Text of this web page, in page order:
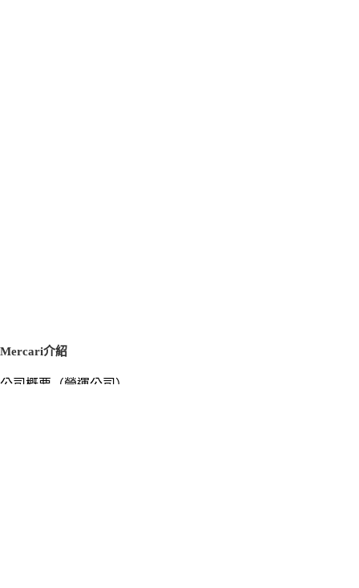
Mercari介紹
公司概要（營運公司）